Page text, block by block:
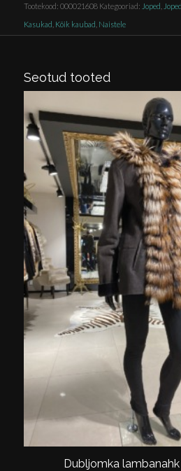
Tootekood: 000021608 Kategooriad: Joped
Kasukad Kõik kaubad Naistele
Seotud tooted
Dubljomka lambanahk